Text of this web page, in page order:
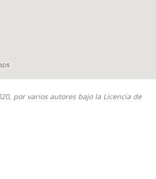
, por varios autoresbajo la Licencia de